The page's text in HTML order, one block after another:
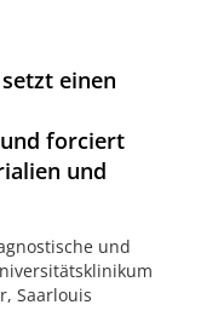
einen
forciert
und
und
Saarlouis